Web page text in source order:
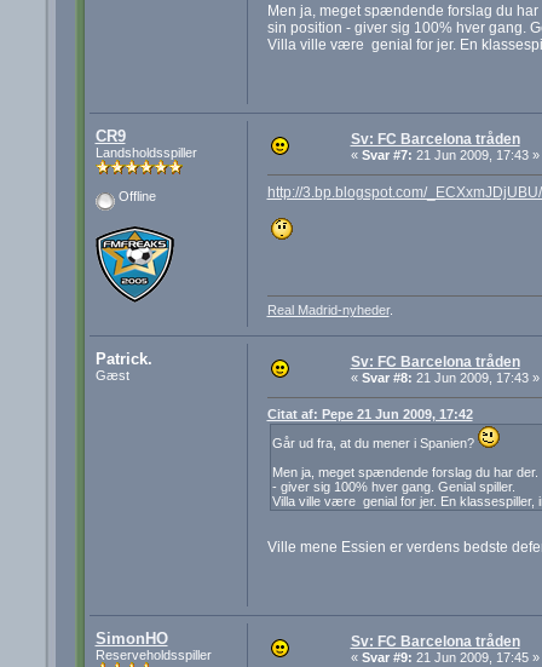
Men ja, meget spændende forslag du
sin position - giver sig 100% hver gang.
Villa ville være genial for jer. En
CR9
Landsholdsspiller
Offline
Sv: FC Barcelona tråden
« Svar #7: 21 Jun 2009, 17:43 »
http://3.bp.blogspot.com/
Real Madrid-nyheder.
Patrick.
Gæst
Sv: FC Barcelona tråden
« Svar #8: 21 Jun 2009, 17:43 »
Citat af: Pepe 21 Jun 2009, 17:42
Går ud fra, at du mener i Spanien?
Men ja, meget spændende forslag du har
- giver sig 100% hver gang. Genial spiller.
Villa ville være genial for jer. En klassespiller,
Ville mene Essien er verdens bedste
SimonHO
Reserveholdsspiller
Sv: FC Barcelona tråden
« Svar #9: 21 Jun 2009, 17:45 »